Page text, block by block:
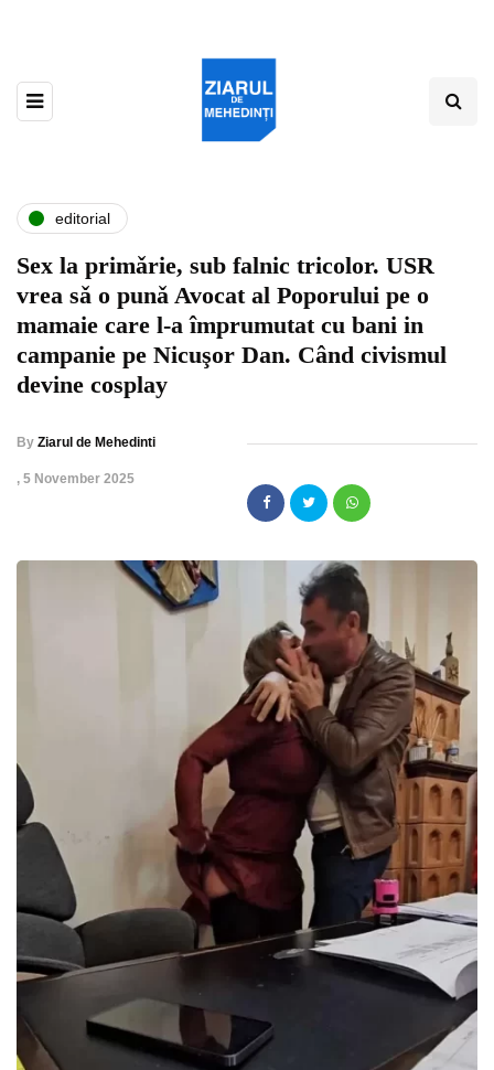
editorial
Sex la primǎrie, sub falnic tricolor. USR
vrea sǎ o punǎ Avocat al Poporului pe o
mamaie care l-a împrumutat cu bani in
campanie pe Nicuşor Dan. Când civismul
devine cosplay
By Ziarul de Mehedinti
, 5 November 2025